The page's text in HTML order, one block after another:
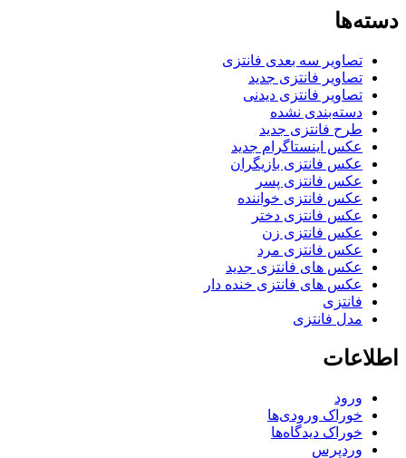
دسته‌ها
تصاویر سه بعدی فانتزی
تصاویر فانتزی جدید
تصاویر فانتزی دیدنی
دسته‌بندی نشده
طرح فانتزی جدید
عکس اینستاگرام جدید
عکس فانتزی بازیگران
عکس فانتزی پسر
عکس فانتزی خواننده
عکس فانتزی دختر
عکس فانتزی زن
عکس فانتزی مرد
عکس های فانتزی جدید
عکس های فانتزی خنده دار
فانتزی
مدل فانتزی
اطلاعات
ورود
خوراک ورودی‌ها
خوراک دیدگاه‌ها
وردپرس